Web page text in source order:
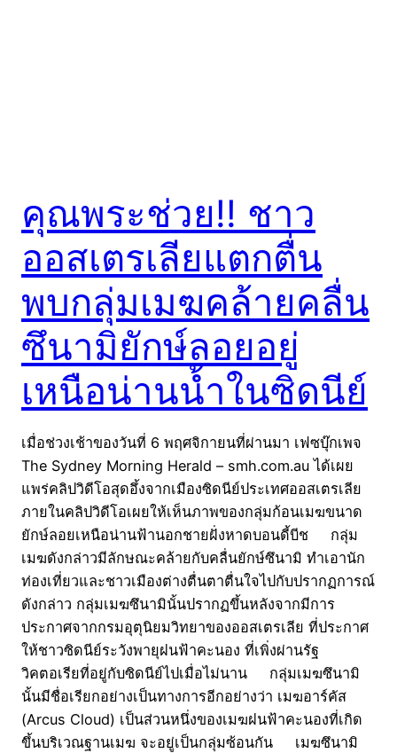
คุณพระช่วย!! ชาว
ออสเตรเลียแตกตื่น
พบกลุ่มเมฆคล้ายคลื่น
ซึนามิยักษ์ลอยอยู่
เหนือน่านน้ำในซิดนีย์
เมื่อช่วงเช้าของวันที่ 6 พฤศจิกายนที่ผ่านมา เฟซบุ๊กเพจ
The Sydney Morning Herald – smh.com.au ได้เผย
แพร่คลิปวิดีโอสุดอึ้งจากเมืองซิดนีย์ประเทศออสเตรเลีย
ภายในคลิปวิดีโอเผยให้เห็นภาพของกลุ่มก้อนเมฆขนาด
ยักษ์ลอยเหนือน่านฟ้านอกชายฝั่งหาดบอนดี้บีช กลุ่ม
เมฆดังกล่าวมีลักษณะคล้ายกับคลื่นยักษ์ซึนามิ ทำเอานัก
ท่องเที่ยวและชาวเมืองต่างตื่นตาตื่นใจไปกับปรากฏการณ์
ดังกล่าว กลุ่มเมฆซึนามินั้นปรากฏขึ้นหลังจากมีการ
ประกาศจากกรมอุตุนิยมวิทยาของออสเตรเลีย ที่ประกาศ
ให้ชาวซิดนีย์ระวังพายุฝนฟ้าคะนอง ที่เพิ่งผ่านรัฐ
วิคตอเรียที่อยู่กับซิดนีย์ไปเมื่อไม่นาน กลุ่มเมฆซึนามิ
นั้นมีชื่อเรียกอย่างเป็นทางการอีกอย่างว่า เมฆอาร์คัส
(Arcus Cloud) เป็นส่วนหนึ่งของเมฆฝนฟ้าคะนองที่เกิด
ขึ้นบริเวณฐานเมฆ จะอยู่เป็นกลุ่มซ้อนกัน เมฆซึนามิ